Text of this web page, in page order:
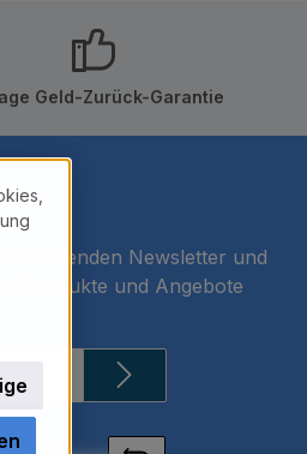
Geld-Zurück-Garantie
Newsletter und
Produkte und Angebote